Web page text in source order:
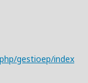
gestioep/index